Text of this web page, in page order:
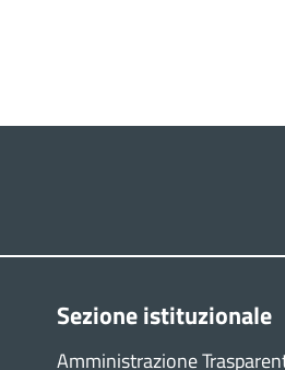
Sezione istituzionale
Amministrazione